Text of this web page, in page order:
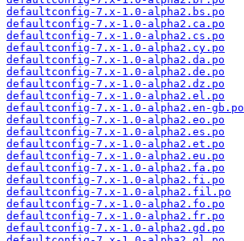
defaultconfig-7.x-1.0-alpha2.bs.po
defaultconfig-7.x-1.0-alpha2.ca.po
defaultconfig-7.x-1.0-alpha2.cs.po
defaultconfig-7.x-1.0-alpha2.cy.po
defaultconfig-7.x-1.0-alpha2.da.po
defaultconfig-7.x-1.0-alpha2.de.po
defaultconfig-7.x-1.0-alpha2.dz.po
defaultconfig-7.x-1.0-alpha2.el.po
defaultconfig-7.x-1.0-alpha2.en-gb.po
defaultconfig-7.x-1.0-alpha2.eo.po
defaultconfig-7.x-1.0-alpha2.es.po
defaultconfig-7.x-1.0-alpha2.et.po
defaultconfig-7.x-1.0-alpha2.eu.po
defaultconfig-7.x-1.0-alpha2.fa.po
defaultconfig-7.x-1.0-alpha2.fi.po
defaultconfig-7.x-1.0-alpha2.fil.po
defaultconfig-7.x-1.0-alpha2.fo.po
defaultconfig-7.x-1.0-alpha2.fr.po
defaultconfig-7.x-1.0-alpha2.gd.po